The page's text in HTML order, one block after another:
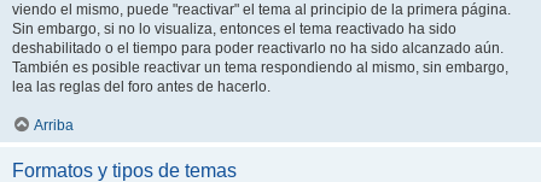
viendo el mismo, puede "reactivar" el tema al principio de la primera página.
Sin embargo, si no lo visualiza, entonces el tema reactivado ha sido
deshabilitado o el tiempo para poder reactivarlo no ha sido alcanzado aún.
También es posible reactivar un tema respondiendo al mismo, sin embargo,
lea las reglas del foro antes de hacerlo.
Arriba
Formatos y tipos de temas